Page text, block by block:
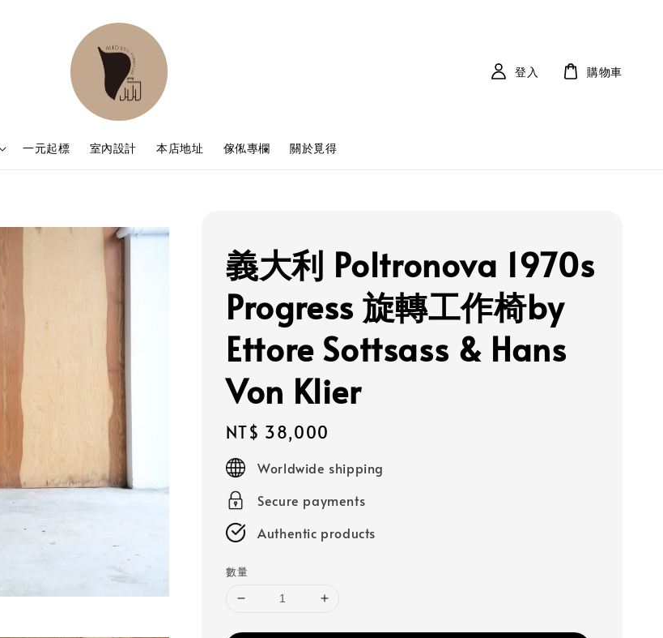
一元起標 室內設計 本店地址 傢俬專欄 關於覓得
登入 購物車
義大利 Poltronova 1970s
Progress 旋轉工作椅by
Ettore Sottsass & Hans
Von Klier
Regular
price
NT$ 38,000
Worldwide shipping
Secure payments
Authentic products
數量